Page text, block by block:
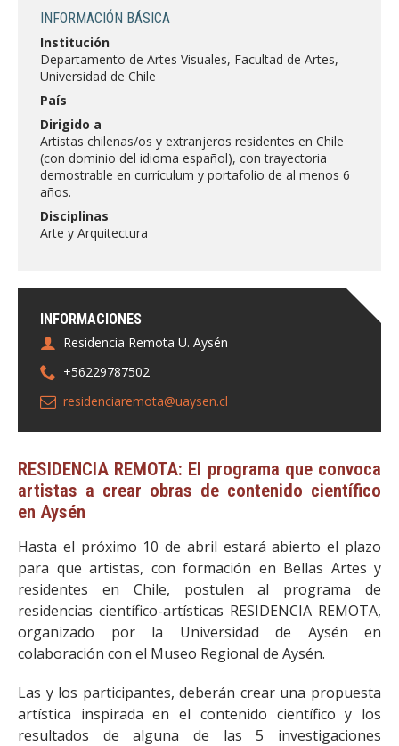
Académicas/os
INFORMACIONES
Residencia Remota U. Aysén
+56229787502
residenciaremota@uaysen.cl
INFORMACIÓN BÁSICA
Institución
Departamento de Artes Visuales, Facultad de Artes,
Universidad de Chile
País
Dirigido a
Artistas chilenas/os y extranjeros residentes en Chile
(con dominio del idioma español), con trayectoria
demostrable en currículum y portafolio de al menos 6
años.
Disciplinas
Arte y Arquitectura
RESIDENCIA REMOTA: El programa que convoca
artistas a crear obras de contenido científico
en Aysén
Hasta el próximo 10 de abril estará abierto el plazo
para que artistas, con formación en Bellas Artes y
residentes en Chile, postulen al programa de
residencias científico-artísticas RESIDENCIA REMOTA,
organizado por la Universidad de Aysén en
colaboración con el Museo Regional de Aysén.
Las y los participantes, deberán crear una propuesta
artística inspirada en el contenido científico y los
resultados de alguna de las 5 investigaciones